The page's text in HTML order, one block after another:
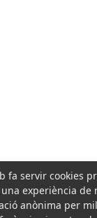
fa servir cookies
experiència de
anònima per